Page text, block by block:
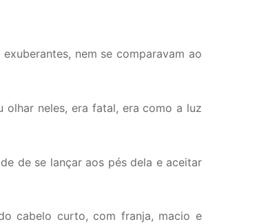
nem se comparavam ao
olhar neles, era fatal, era como a luz
de se lançar aos pés dela e aceitar
cabelo curto, com franja, macio e